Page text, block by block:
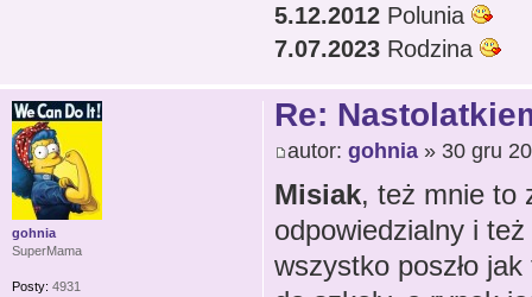
5.12.2012Polunia
7.07.2023Rodzina
Re:
autor: gohnia» 30 gru
Misiak, też mnie to
odpowiedzialny i
wszystko poszło
gohnia
SuperMama
Posty: 4931